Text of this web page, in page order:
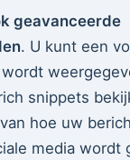
geavanceerde
. U kunt een
snippets
hoe uw
media wordt